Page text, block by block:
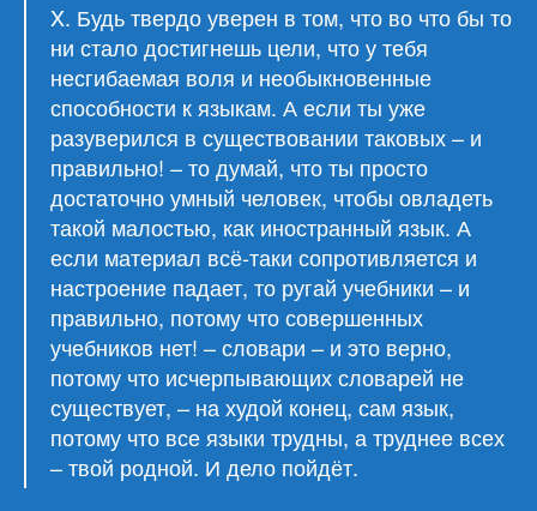
X. Будь твердо уверен в том, что во что бы то
ни стало достигнешь цели, что у тебя
несгибаемая воля и необыкновенные
способности к языкам. А если ты уже
разуверился в существовании таковых – и
правильно! – то думай, что ты просто
достаточно умный человек, чтобы овладеть
такой малостью, как иностранный язык. А
если материал всё-таки сопротивляется и
настроение падает, то ругай учебники – и
правильно, потому что совершенных
учебников нет! – словари – и это верно,
потому что исчерпывающих словарей не
существует, – на худой конец, сам язык,
потому что все языки трудны, а труднее всех
– твой родной. И дело пойдёт.